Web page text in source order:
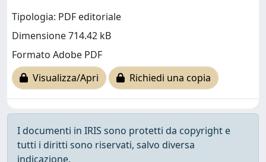
Tipologia: PDF editoriale
Dimensione 714.42 kB
Formato Adobe PDF
Visualizza/Apri
Richiedi una copia
I documenti in IRIS sono protetti da copyright e
tutti i diritti sono riservati, salvo diversa
indicazione.